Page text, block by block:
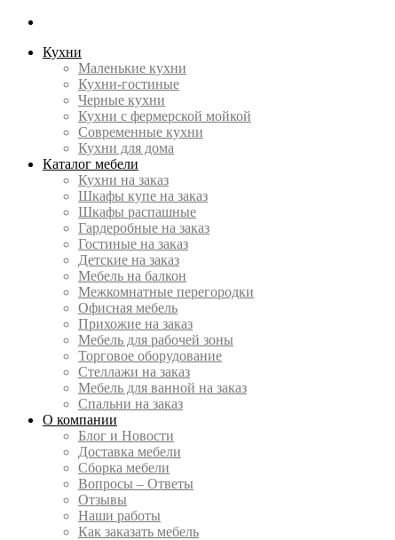
Кухни
Маленькие кухни
Кухни-гостиные
Черные кухни
Кухни с фермерской мойкой
Современные кухни
Кухни для дома
Каталог мебели
Кухни на заказ
Шкафы купе на заказ
Шкафы распашные
Гардеробные на заказ
Гостиные на заказ
Детские на заказ
Мебель на балкон
Межкомнатные перегородки
Офисная мебель
Прихожие на заказ
Мебель для рабочей зоны
Торговое оборудование
Cтеллажи на заказ
Мебель для ванной на заказ
Спальни на заказ
О компании
Блог и Новости
Доставка мебели
Сборка мебели
Вопросы – Ответы
Отзывы
Наши работы
Как заказать мебель